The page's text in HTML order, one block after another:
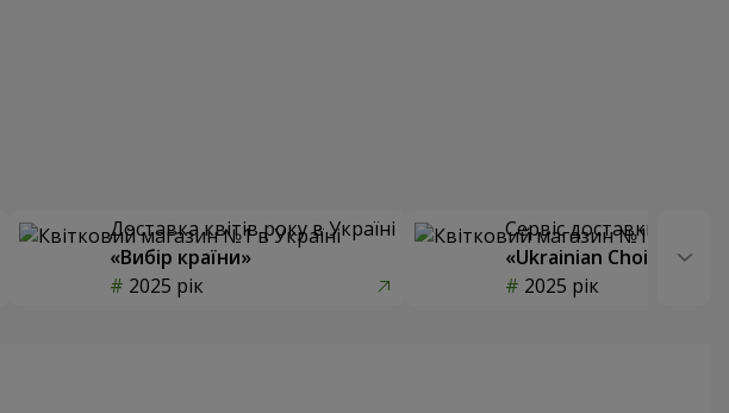
Доставка квітів року в Україні
«Вибір країни»
2025 рік
Сервіс доставки квітів
«Ukrainian Choice»
2025 рік